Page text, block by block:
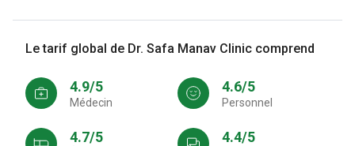
Le tarif global de Dr. Safa Manav Clinic comprend
4.9/5
Médecin
4.6/5
personnel
4.7/5 4.4/5